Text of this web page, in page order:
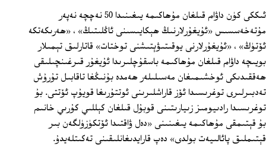
ئىككى كۈن داۋام قىلغان مۇھاكىمە يىغىنىدا 50 نەچچە نەپەر
مۇتەخەسسىس «ئۇيغۇرلارنىڭ ھېكايىسىنى ئاڭلىتىڭ» ، «ھەرىكەتكە
ئۆتۈڭ» ، «ئۇيغۇرلارنى يوقىتىۋېتىشنى توختات» قاتارلىق تېمىلار
بويىچە داۋام قىلغان مۇھاكىمە باسقۇچلىرىدا ئۇيغۇر قىرغىنچىلىقى
ھەققىدىكى ئوخشىمىغان مەسىلىلەر ھەمدە بۇنىڭغا تاقابىل تۇرۇش
تەدبىرلىرى توغرىسىدا ئۆز قاراشلىرىنى ئوتتۇرىغا قويۇپ ئۆتتى. بۇ
توغرىسىدا رادىيومىز زىيارىتىنى قوبۇل قىلغان كېللىي كۇرىي خانىم
بۇ قېتىمقى مۇھاكىمە يىغىنىنى «دەل ۋاقتىدا ئۆتكۈزۈلگەن بىر
قېتىملىق پائالىيەت بولدى» دەپ قارايدىغانلىقىنى تەكىتلەيدۇ.